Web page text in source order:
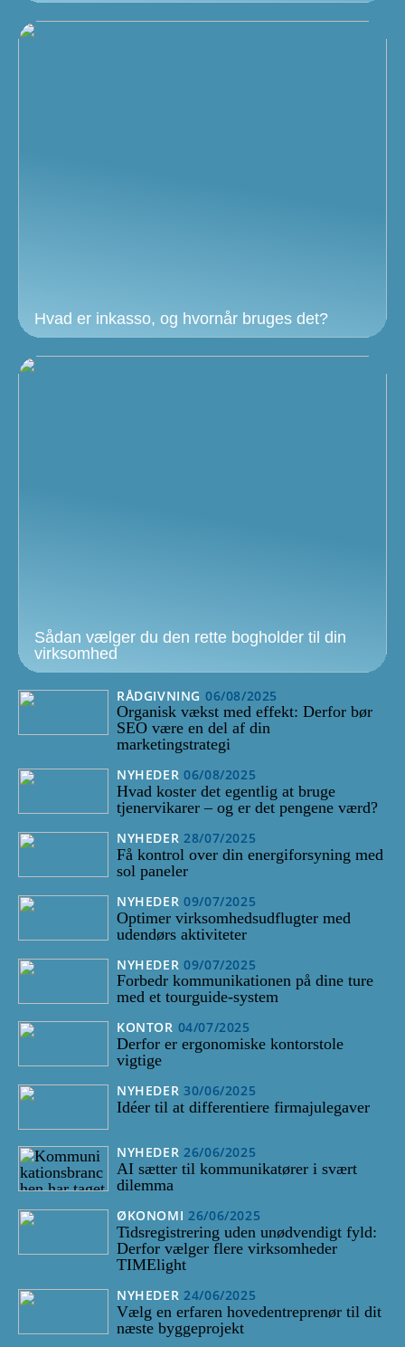
Hvad er inkasso, og hvornår bruges det?
Sådan vælger du den rette bogholder til din
virksomhed
RÅDGIVNING 06/08/2025
Organisk vækst med effekt: Derfor bør
SEO være en del af din
marketingstrategi
NYHEDER 06/08/2025
Hvad koster det egentlig at bruge
tjenervikarer – og er det pengene værd?
NYHEDER 28/07/2025
Få kontrol over din energiforsyning med
sol paneler
NYHEDER 09/07/2025
Optimer virksomhedsudflugter med
udendørs aktiviteter
NYHEDER 09/07/2025
Forbedr kommunikationen på dine ture
med et tourguide-system
KONTOR 04/07/2025
Derfor er ergonomiske kontorstole
vigtige
NYHEDER 30/06/2025
Idéer til at differentiere firmajulegaver
NYHEDER 26/06/2025
AI sætter til kommunikatører i svært
dilemma
ØKONOMI 26/06/2025
Tidsregistrering uden unødvendigt fyld:
Derfor vælger flere virksomheder
TIMElight
NYHEDER 24/06/2025
Vælg en erfaren hovedentreprenør til dit
næste byggeprojekt